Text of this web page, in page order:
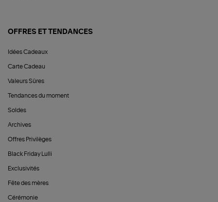
OFFRES ET TENDANCES
Idées Cadeaux
Carte Cadeau
Valeurs Sûres
Tendances du moment
Soldes
Archives
Offres Privilèges
Black Friday Lulli
Exclusivités
Fête des mères
Cérémonie